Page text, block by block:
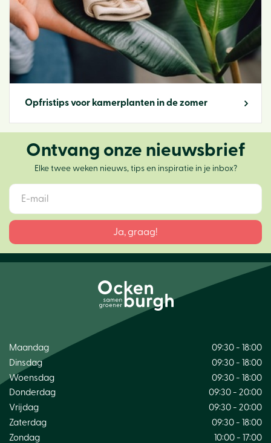
Opfristips voor kamerplanten in de zomer
Ontvang onze nieuwsbrief
Elke twee weken nieuws, tips en inspiratie in je inbox?
Maandag
09:30 - 18:00
Dinsdag
09:30 - 18:00
Woensdag
09:30 - 18:00
Donderdag
09:30 - 20:00
Vrijdag
09:30 - 20:00
Zaterdag
09:30 - 18:00
Zondag
10:00 - 17:00